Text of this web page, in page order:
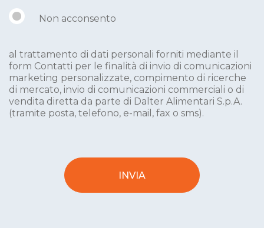
Non acconsento
al trattamento di dati personali forniti mediante il
form Contatti per le finalità di invio di comunicazioni
marketing personalizzate, compimento di ricerche
di mercato, invio di comunicazioni commerciali o di
vendita diretta da parte di Dalter Alimentari S.p.A.
(tramite posta, telefono, e-mail, fax o sms).